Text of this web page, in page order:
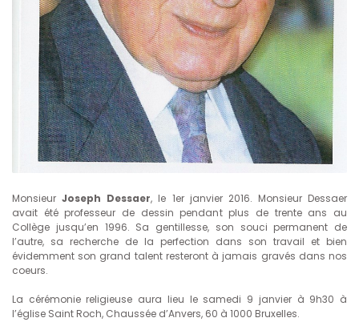
MonsieurJoseph Dessaer, le 1er janvier 2016. Monsieur Dessaer
avait été professeur de dessin pendant plus de trente ans au
Collège jusqu’en 1996. Sa gentillesse, son souci permanent de
l’autre, sa recherche de la perfection dans son travail et bien
évidemment son grand talent resteront à jamais gravés dans nos
coeurs.
La cérémonie religieuse aura lieu le samedi 9 janvier à 9h30 à
l’église Saint Roch, Chaussée d’Anvers, 60 à 1000 Bruxelles.